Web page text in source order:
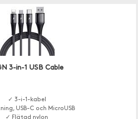
3-in-1 USB Cable
✓ 3-i-1-kabel
USB-C och MicroUSB
✓ Flätad nylon